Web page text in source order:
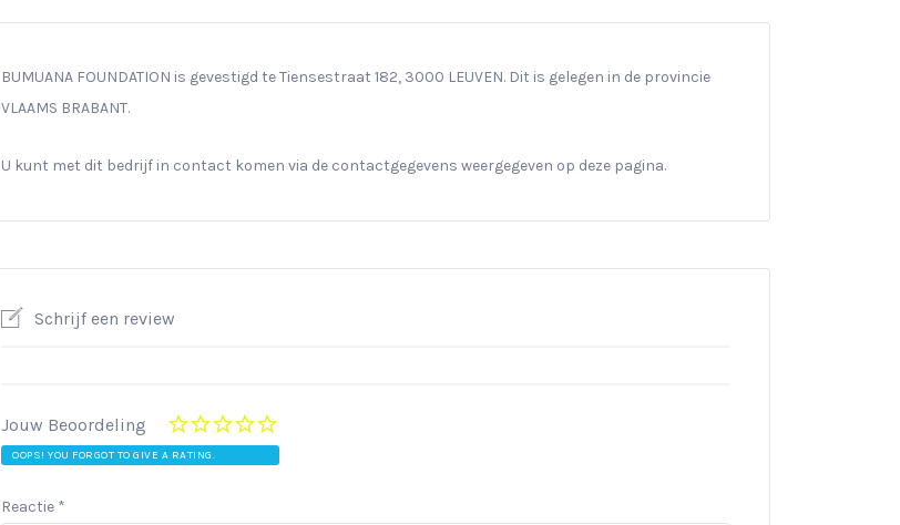
BUMUANA FOUNDATION is gevestigd te Tiensestraat 182, 3000 LEUVEN. Dit is gelegen in de provincie
VLAAMS BRABANT.
U kunt met dit bedrijf in contact komen via de contactgegevens weergegeven op deze pagina.
Schrijf een review
Jouw Beoordeling
OOPS! YOU FORGOT TO GIVE A RATING.
Reactie *